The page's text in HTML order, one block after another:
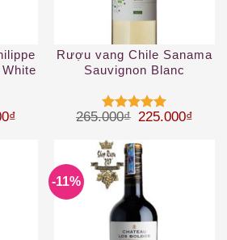
là: 275.000₫.
₫ Giá hiện tại là: 240.000₫.
Rượu vang Chile Sanama
Sauvignon Blanc
Được xếp
sao
265.000₫ Giá gốc là:
225.000₫
-11%